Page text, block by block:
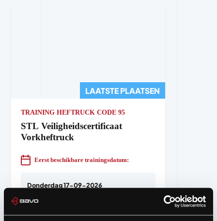
LAATSTE PLAATSEN
TRAINING HEFTRUCK CODE 95
STL Veiligheidscertificaat
Vorkheftruck
Eerst beschikbare trainingsdatum:
Donderdag 17-09-2026